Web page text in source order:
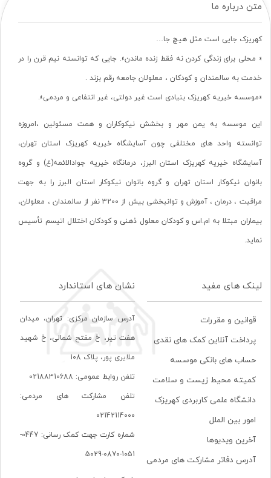
متن درباره ما
کهریزک جایی است مثل هیچ جا…
« محلی برای زندگی کردن نه فقط زنده ماندن». جایی که توانسته نیم قرن را در
خدمت به سالمندان و کودکان ، معلولان جامعه رقم بزند .
«موسسه خیریه کهریزک بنیادی است غیر دولتی، غیر انتفاعی و مردمی».
این موسسه به یمن مهر و بخشش نیکوکاران و همت مسئولین ،امروزه
توانسته واحد های مختلفی چون آسایشگاه خیریه کهریزک استان تهران،
آسایشگاه خیریه کهریزک استان البرز، درمانگاه خیریه جوادالائمه(ع) و گروه
بانوان نیکوکار استان تهران و گروه بانوان نیکوکار استان البرز را به جهت
مراقبت ، درمان ، آموزش و توانبخشی بیش از 3200 نفر از سالمندان ، معلولان،
بیماران مبتلا به ام.اس و کودکان معلول ذهنی و کودکان اختلال اتیسم تأسیس
نماید.
لینک های مفید
قوانین و مقررات
پرداخت آنلاین کمک های نقدی
حساب های بانکی موسسه
کمیته محیط زیست و سلامت
دانشگاه علمی کاربردی کهریزک
امور بین الملل
آخرین ویدیوها
آدرس دفاتر مشارکت های مردمی
نشان های استاندارد
آدرس سازمان مرکزی: تهران، ميدان
هفت تير، خ مفتح شمالی، خ شهيد
ملايری پور، پلاک 108
تلفن روابط عمومی: 02188310688
تلفن مشارکت های مردمی:
02142114000
شماره کارت جهت کمک رسانی: 0447-
1051-0870-5029